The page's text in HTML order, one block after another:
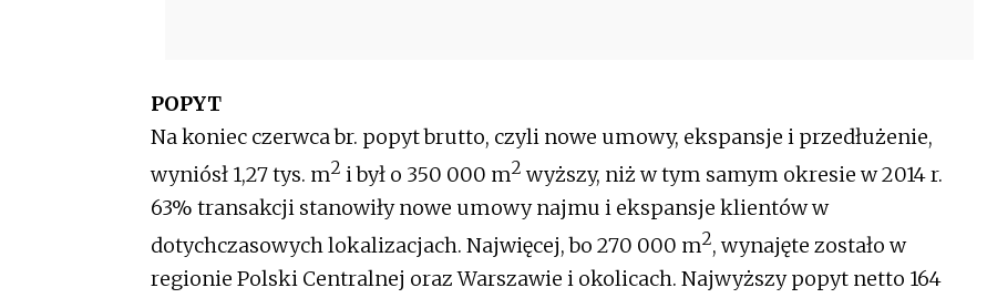
POPYT
Na koniec czerwca br. popyt brutto, czyli nowe umowy, ekspansje i przedłużenie,
wyniósł 1,27 tys. m2 i był o 350 000 m2 wyższy, niż w tym samym okresie w 2014 r.
63% transakcji stanowiły nowe umowy najmu i ekspansje klientów w
dotychczasowych lokalizacjach. Najwięcej, bo 270 000 m2, wynajęte zostało w
regionie Polski Centralnej oraz Warszawie i okolicach. Najwyższy popyt netto 164